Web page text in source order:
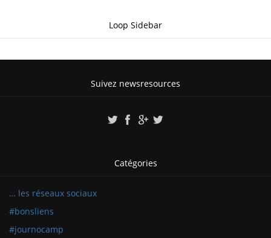
Loop Sidebar
Suivez newsresources
Catégories
… les réseaux sociaux
#bonsliens
#journocamp